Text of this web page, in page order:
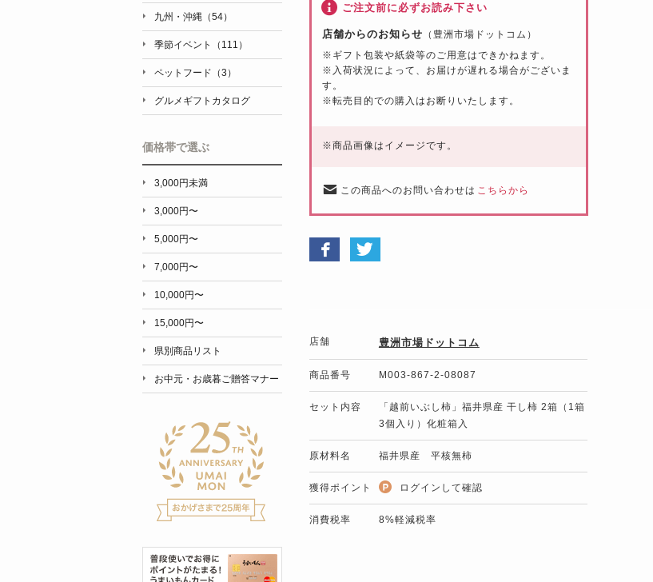
ご注文前に必ずお読み下さい
店舗からのお知らせ （豊洲市場ドットコム）
※ギフト包装や紙袋等のご用意はできかねます。
※入荷状況によって、お届けが遅れる場合がございま
す。
※転売目的での購入はお断りいたします。
※商品画像はイメージです。
この商品へのお問い合わせは こちらから
店舗 豊洲市場ドットコム
商品番号 M003-867-2-08087
セット内容
「越前いぶし柿」福井県産 干し柿 2箱（1箱
3個入り）化粧箱入
原材料名 福井県産 平核無柿
獲得ポイント ログインして確認
消費税率 8%軽減税率
九州・沖縄（54）
季節イベント（111）
ペットフード（3）
グルメギフトカタログ
価格帯で選ぶ
3,000円未満
3,000円〜
5,000円〜
7,000円〜
10,000円〜
15,000円〜
県別商品リスト
お中元・お歳暮ご贈答マナー